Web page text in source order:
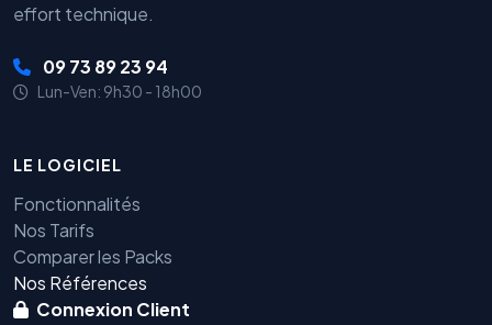
effort technique.
09 73 89 23 94
Lun-Ven: 9h30 - 18h00
LE LOGICIEL
Fonctionnalités
Nos Tarifs
Comparer les Packs
Nos Références
Connexion Client